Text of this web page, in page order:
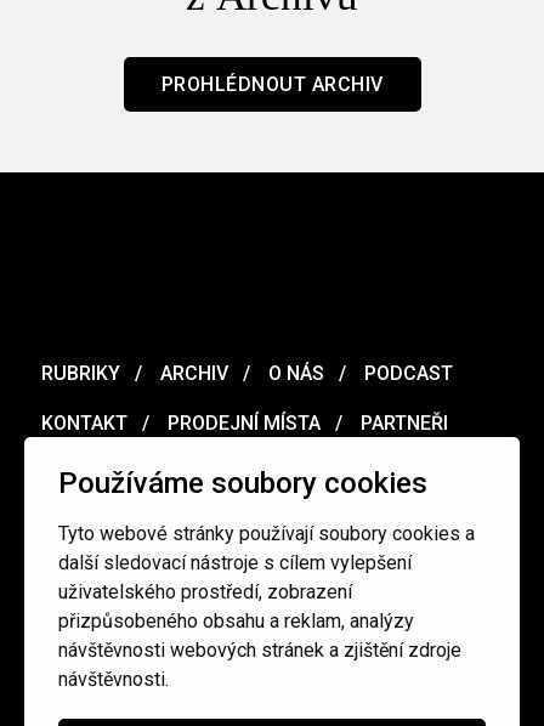
Používáme soubory cookies
Tyto webové stránky používají soubory cookies a
další sledovací nástroje s cílem vylepšení
uživatelského prostředí, zobrazení
přizpůsobeného obsahu a reklam, analýzy
návštěvnosti webových stránek a zjištění zdroje
návštěvnosti.
PROHLÉDNOUT ARCHIV
RUBRIKY ARCHIV O NÁS PODCAST
KONTAKT PRODEJNÍ MÍSTA PARTNEŘI
MERCH VOUCHER
Ochrana osobních údajů / Obchodní podmínky
redakce@cinepur.cz